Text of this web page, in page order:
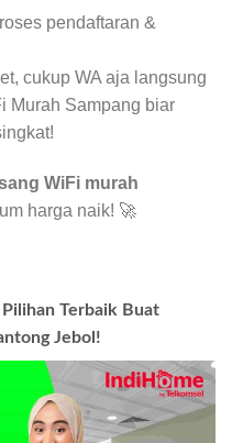
pendaftaran &
cukup WA aja langsung
Murah Sampang biar
WiFi murah
harga naik! 🚀
Pilihan Terbaik Buat
Jebol!